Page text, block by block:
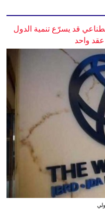
قد يسرّع تنمية الدول
عقد واحد